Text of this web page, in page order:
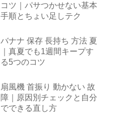
コツ｜パサつかせない基本
手順とちょい足しテク
バナナ 保存 長持ち 方法 夏
｜真夏でも1週間キープす
る5つのコツ
扇風機 首振り 動かない 故
障｜原因別チェックと自分
でできる直し方